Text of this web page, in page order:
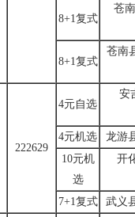
8+1复式
苍
8+1复式
苍南
222629
4元自选
安
4元机选
龙游
10元机
选
开
7+1复式
武义